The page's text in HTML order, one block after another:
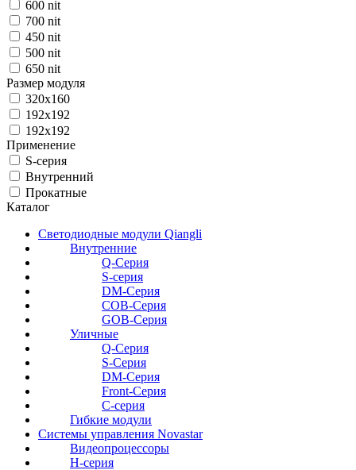
600 nit
700 nit
450 nit
500 nit
650 nit
Размер модуля
320x160
192x192
192х192
Применение
S-серия
Внутренний
Прокатные
Каталог
Светодиодные модули Qiangli
Внутренние
Q-Серия
S-серия
DM-Серия
COB-Серия
GOB-Серия
Уличные
Q-Серия
S-Серия
DM-Серия
Front-Серия
С-серия
Гибкие модули
Системы управления Novastar
Видеопроцессоры
H-серия